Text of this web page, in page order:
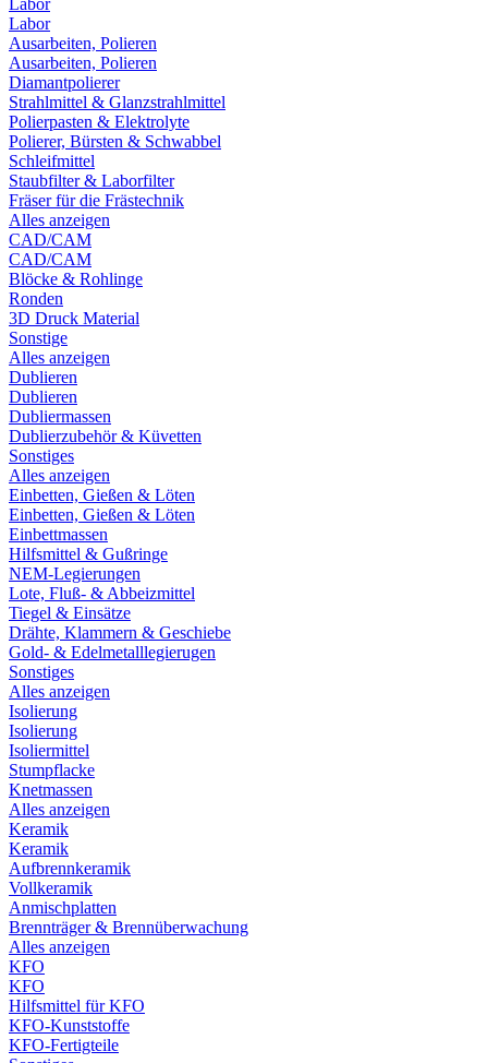
Labor
Labor
Ausarbeiten, Polieren
Ausarbeiten, Polieren
Diamantpolierer
Strahlmittel & Glanzstrahlmittel
Polierpasten & Elektrolyte
Polierer, Bürsten & Schwabbel
Schleifmittel
Staubfilter & Laborfilter
Fräser für die Frästechnik
Alles anzeigen
CAD/CAM
CAD/CAM
Blöcke & Rohlinge
Ronden
3D Druck Material
Sonstige
Alles anzeigen
Dublieren
Dublieren
Dubliermassen
Dublierzubehör & Küvetten
Sonstiges
Alles anzeigen
Einbetten, Gießen & Löten
Einbetten, Gießen & Löten
Einbettmassen
Hilfsmittel & Gußringe
NEM-Legierungen
Lote, Fluß- & Abbeizmittel
Tiegel & Einsätze
Drähte, Klammern & Geschiebe
Gold- & Edelmetalllegierugen
Sonstiges
Alles anzeigen
Isolierung
Isolierung
Isoliermittel
Stumpflacke
Knetmassen
Alles anzeigen
Keramik
Keramik
Aufbrennkeramik
Vollkeramik
Anmischplatten
Brennträger & Brennüberwachung
Alles anzeigen
KFO
KFO
Hilfsmittel für KFO
KFO-Kunststoffe
KFO-Fertigteile